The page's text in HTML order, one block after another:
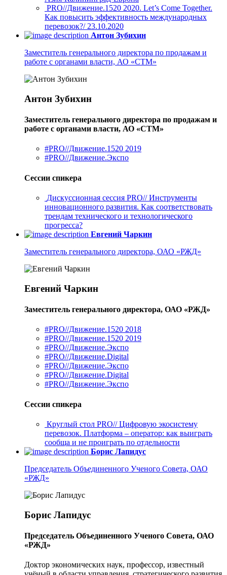
PRO//Движение.1520 2020. Let’s Come Together.
Как повысить эффективность международных
перевозок?/ 23.10.2020
Антон Зубихин
Заместитель генерального директора по продажам и
работе с органами власти, АО «СТМ»
Антон Зубихин
Заместитель генерального директора по продажам и
работе с органами власти, АО «СТМ»
#PRO//Движение.1520 2019
#PRO//Движение.Экспо
Сессии спикера
Дискуссионная сессия PRO// Инструменты
инновационного развития. Как соответствовать
трендам технического и технологического
прогресса?
Евгений Чаркин
Заместитель генерального директора, ОАО «РЖД»
Евгений Чаркин
Заместитель генерального директора, ОАО «РЖД»
#PRO//Движение.1520 2018
#PRO//Движение.1520 2019
#PRO//Движение.Экспо
#PRO//Движение.Digital
#PRO//Движение.Экспо
#PRO//Движение.Digital
#PRO//Движение.Экспо
Сессии спикера
Круглый стол PRO// Цифровую экосистему
перевозок. Платформа – оператор: как выиграть
сообща и не проиграть по отдельности
Борис Лапидус
Председатель Объединенного Ученого Совета, ОАО
«РЖД»
Борис Лапидус
Председатель Объединенного Ученого Совета, ОАО
«РЖД»
Доктор экономических наук, профессор, известный